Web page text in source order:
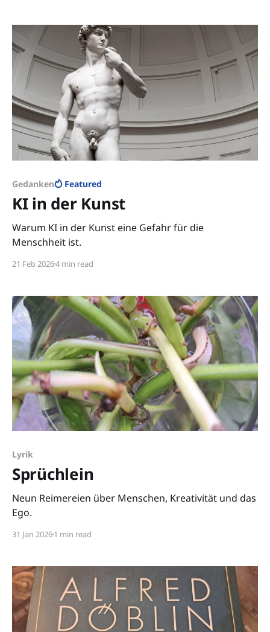
Gedanken Featured
KI in der Kunst
Warum KI in der Kunst eine Gefahr für die
Menschheit ist.
21 Feb 20264 min read
Lyrik
Sprüchlein
Neun Reimereien über Menschen, Kreativität und das
Ego.
31 Jan 20261 min read